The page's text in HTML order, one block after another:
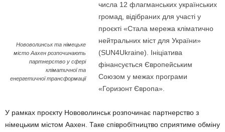
Нововолинськ та німецьке
місто Аахен розпочинають
партнерство у сфері
кліматичної та
енергетичної трансформації
числа 12 флагманських українських
громад, відібраних для участі у
проєкті «Стала мережа кліматично
нейтральних міст для України»
(SUN4Ukraine). Ініціатива
фінансується Європейським
Союзом у межах програми
«Горизонт Європа».
У рамках проєкту Нововолинськ розпочинає партнерство з
німецьким містом Аахен. Таке співробітництво сприятиме обміну